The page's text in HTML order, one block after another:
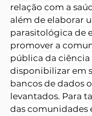
relação com a
além de elaborar
parasitológica de
promover a
pública da ciência
disponibilizar em
bancos de dados
levantados. Para
das comunidades